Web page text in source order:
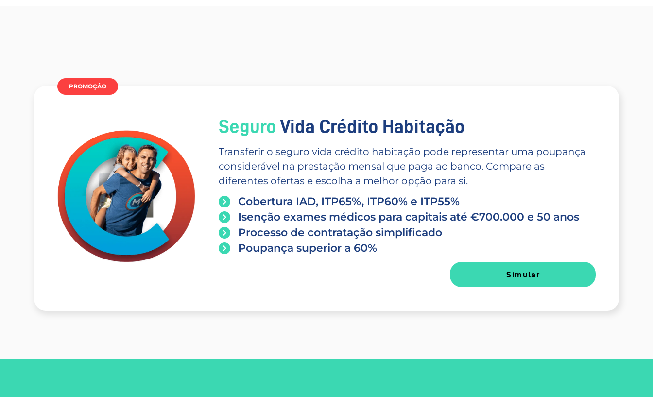
PROMOÇÂO
Seguro Vida Crédito Habitação
Transferir o seguro vida crédito habitação pode representar uma poupança
considerável na prestação mensal que paga ao banco. Compare as
diferentes ofertas e escolha a melhor opção para si.
Cobertura IAD, ITP65%, ITP60% e ITP55%
Isenção exames médicos para capitais até €700.000 e 50 anos
Processo de contratação simplificado
Poupança superior a 60%
Simular